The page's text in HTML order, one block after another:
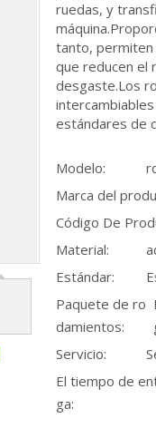
ruedas, y
tanto, permiten
que reducen el
desgaste.Los
estándares de
Modelo:
Marca del
Código De
Material:
Estándar:
Paquete de ro
damientos:
Servicio:
El tiempo de
ga: